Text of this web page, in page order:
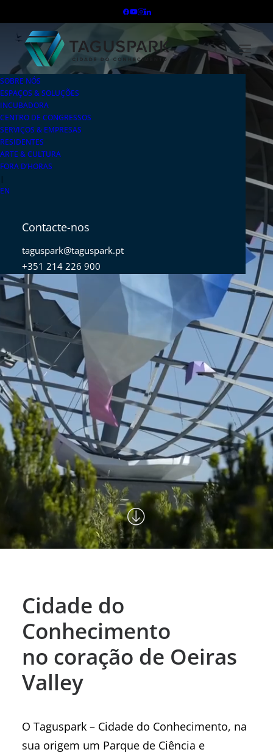
SOBRE NÓS
ESPAÇOS & SOLUÇÕES
INCUBADORA
CENTRO DE CONGRESSOS
SERVIÇOS & EMPRESAS
RESIDENTES
ARTE & CULTURA
FORA D’HORAS
|
EN
Contacte-nos
taguspark@taguspark.pt
+351 214 226 900
Cidade do
Conhecimento
no coração de Oeiras
Valley
O Taguspark – Cidade do Conhecimento, na
sua origem um Parque de Ciência e